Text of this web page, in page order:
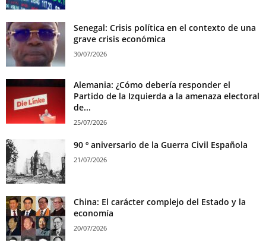
Senegal: Crisis política en el contexto de una
grave crisis económica
30/07/2026
Alemania: ¿Cómo debería responder el
Partido de la Izquierda a la amenaza electoral
de...
25/07/2026
90 º aniversario de la Guerra Civil Española
21/07/2026
China: El carácter complejo del Estado y la
economía
20/07/2026